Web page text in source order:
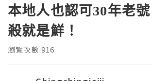
本地人也認可30年老
殺就是鮮！
瀏覽次數:916